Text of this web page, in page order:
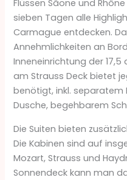
Flüssen Sâone und
sieben Tagen alle
Carmague entdecken.
Annehmlichkeiten an
Inneneinrichtung der
am Strauss Deck bietet
benötigt, inkl.
Dusche, begehbarem
Die Suiten bieten
Die Kabinen sind auf
Mozart, Strauss und
Sonnendeck kann man